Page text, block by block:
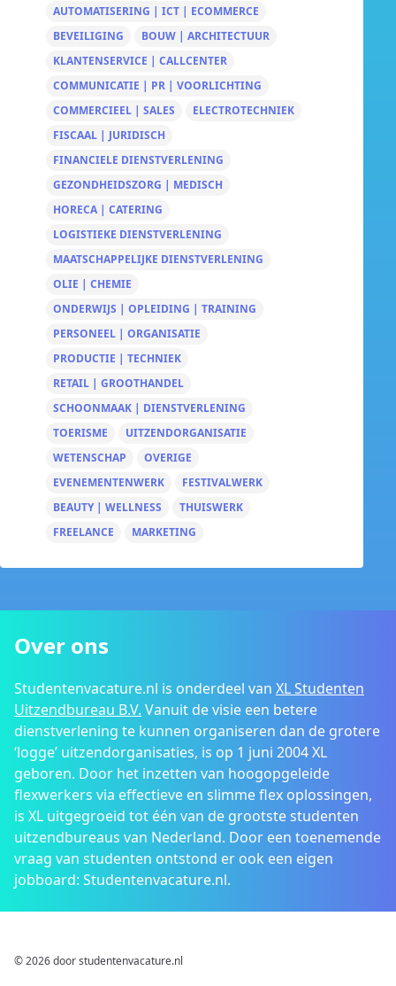
AUTOMATISERING | ICT | ECOMMERCE
BEVEILIGING
BOUW | ARCHITECTUUR
KLANTENSERVICE | CALLCENTER
COMMUNICATIE | PR | VOORLICHTING
COMMERCIEEL | SALES
ELECTROTECHNIEK
FISCAAL | JURIDISCH
FINANCIELE DIENSTVERLENING
GEZONDHEIDSZORG | MEDISCH
HORECA | CATERING
LOGISTIEKE DIENSTVERLENING
MAATSCHAPPELIJKE DIENSTVERLENING
OLIE | CHEMIE
ONDERWIJS | OPLEIDING | TRAINING
PERSONEEL | ORGANISATIE
PRODUCTIE | TECHNIEK
RETAIL | GROOTHANDEL
SCHOONMAAK | DIENSTVERLENING
TOERISME
UITZENDORGANISATIE
WETENSCHAP
OVERIGE
EVENEMENTENWERK
FESTIVALWERK
BEAUTY | WELLNESS
THUISWERK
FREELANCE
MARKETING
Over ons
Studentenvacature.nl is onderdeel van XL Studenten
Uitzendbureau B.V. Vanuit de visie een betere
dienstverlening te kunnen organiseren dan de grotere
‘logge’ uitzendorganisaties, is op 1 juni 2004 XL
geboren. Door het inzetten van hoogopgeleide
flexwerkers via effectieve en slimme flex oplossingen,
is XL uitgegroeid tot één van de grootste studenten
uitzendbureaus van Nederland. Door een toenemende
vraag van studenten ontstond er ook een eigen
jobboard: Studentenvacature.nl.
© 2026 door studentenvacature.nl